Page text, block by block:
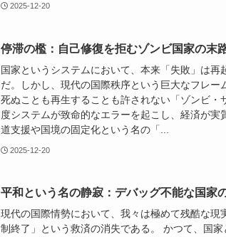
2025-12-20
停滞の檻：自己修復を拒むゾンビ国家の末
国家というシステムにおいて、本来「失敗」は再
だ。しかし、現代の国際秩序という巨大なフレー
死ぬことも再生することも許されない「ゾンビ・
度システムが致命的なエラーを起こし、経済が実
道支援や国境の固定化という名の「...
2025-12-20
平和という名の静寂：デバッグ不能な国家
現代の国際情勢において、我々は極めて残酷な現
制終了」という救済の消失である。 かつて、国